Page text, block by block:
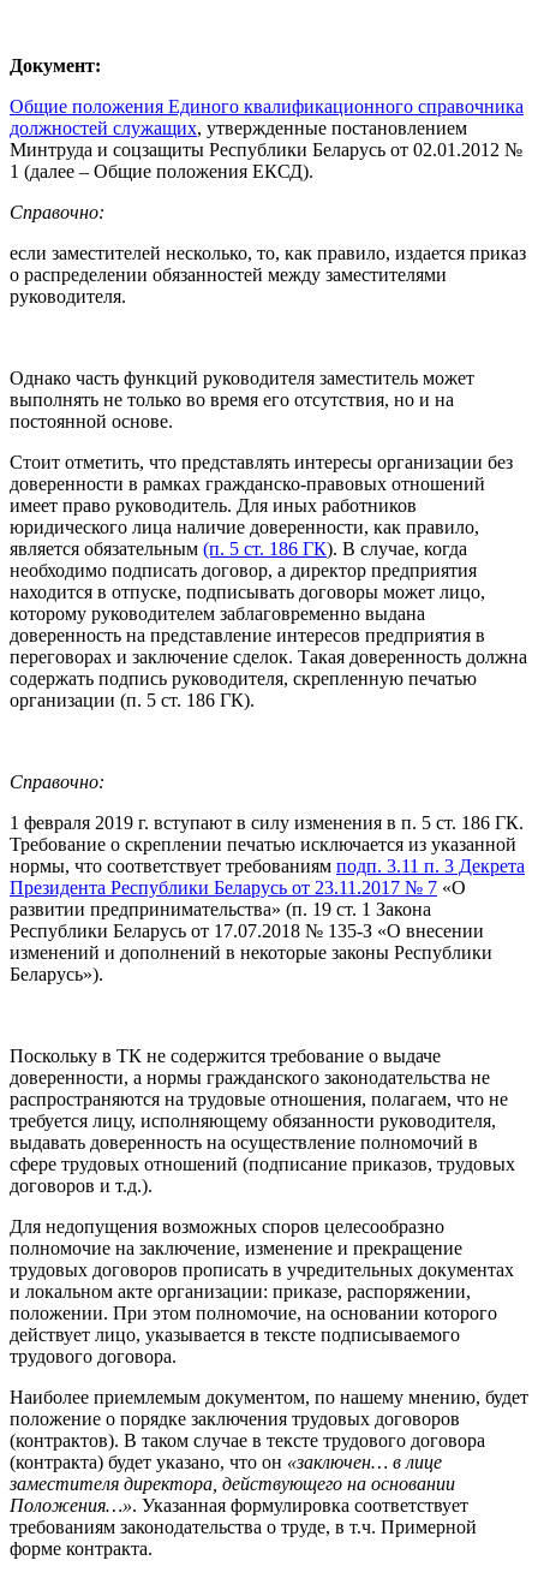
Документ:
Общие положения Единого квалификационного справочника
должностей служащих, утвержденные постановлением
Минтруда и соцзащиты Республики Беларусь от 02.01.2012 №
1 (далее – Общие положения ЕКСД).
Справочно:
если заместителей несколько, то, как правило, издается приказ
о распределении обязанностей между заместителями
руководителя.
Однако часть функций руководителя заместитель может
выполнять не только во время его отсутствия, но и на
постоянной основе.
Стоит отметить, что представлять интересы организации без
доверенности в рамках гражданско-правовых отношений
имеет право руководитель. Для иных работников
юридического лица наличие доверенности, как правило,
является обязательным (п. 5 ст. 186 ГК). В случае, когда
необходимо подписать договор, а директор предприятия
находится в отпуске, подписывать договоры может лицо,
которому руководителем заблаговременно выдана
доверенность на представление интересов предприятия в
переговорах и заключение сделок. Такая доверенность должна
содержать подпись руководителя, скрепленную печатью
организации (п. 5 ст. 186 ГК).
Справочно:
1 февраля 2019 г. вступают в силу изменения в п. 5 ст. 186 ГК.
Требование о скреплении печатью исключается из указанной
нормы, что соответствует требованиям подп. 3.11 п. 3 Декрета
Президента Республики Беларусь от 23.11.2017 № 7 «О
развитии предпринимательства» (п. 19 ст. 1 Закона
Республики Беларусь от 17.07.2018 № 135-З «О внесении
изменений и дополнений в некоторые законы Республики
Беларусь»).
Поскольку в ТК не содержится требование о выдаче
доверенности, а нормы гражданского законодательства не
распространяются на трудовые отношения, полагаем, что не
требуется лицу, исполняющему обязанности руководителя,
выдавать доверенность на осуществление полномочий в
сфере трудовых отношений (подписание приказов, трудовых
договоров и т.д.).
Для недопущения возможных споров целесообразно
полномочие на заключение, изменение и прекращение
трудовых договоров прописать в учредительных документах
и локальном акте организации: приказе, распоряжении,
положении. При этом полномочие, на основании которого
действует лицо, указывается в тексте подписываемого
трудового договора.
Наиболее приемлемым документом, по нашему мнению, будет
положение о порядке заключения трудовых договоров
(контрактов). В таком случае в тексте трудового договора
(контракта) будет указано, что он «заключен… в лице
заместителя директора, действующего на основании
Положения…». Указанная формулировка соответствует
требованиям законодательства о труде, в т.ч. Примерной
форме контракта.